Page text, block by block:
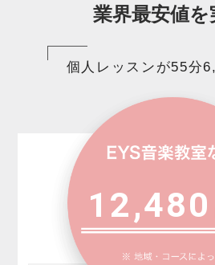
業界最安値を
個人レッスンが55分
12,480